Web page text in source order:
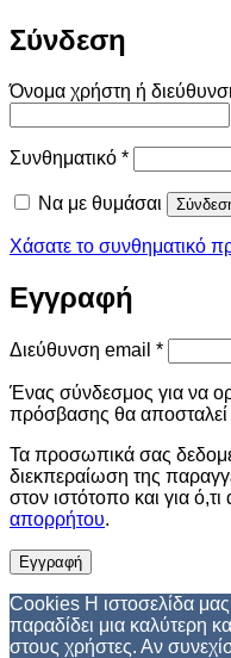
Σύνδεση
Όνομα χρήστη ή
Συνθηματικό *Απαιτείται
Να με θυμάσαι
Χάσατε το συνθηματικό
Εγγραφή
Διεύθυνση email *
Ένας σύνδεσμος για να
πρόσβασης θα
Τα προσωπικά σας
διεκπεραίωση της
στον ιστότοπο και για
απορρήτου.
Εγγραφή
Cookies Η ιστοσελίδα
παραδίδει μια καλύτερη
στους χρήστες. Αν